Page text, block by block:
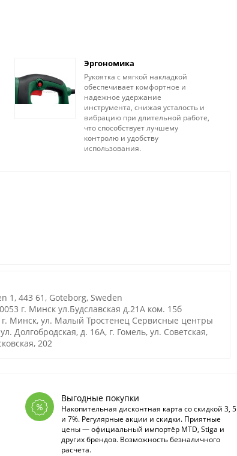
Эргономика
Рукоятка с мягкой накладкой
обеспечивает комфортное и
надежное удержание
инструмента, снижая усталость и
вибрацию при длительной работе,
что способствует лучшему
контролю и удобству
использования.
1, 443 61, Goteborg, Sweden
г. Минск ул.Будславская д.21А ком. 15б
Минск, ул. Малый Тростенец Сервисные центры
Долгобродская, д. 16А, г. Гомель, ул. Советская,
202
Выгодные покупки
Накопительная дисконтная карта со скидкой 3, 5
и 7%. Регулярные акции и скидки. Приятные
цены — официальный импортёр MTD, Stiga и
других брендов. Возможность безналичного
расчета.